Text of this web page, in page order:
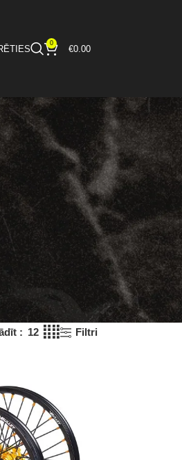
0
€0.00
12 Filtri